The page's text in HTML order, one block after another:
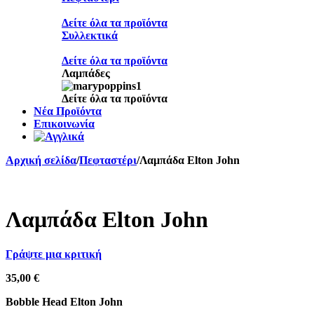
Δείτε όλα τα προϊόντα
Συλλεκτικά
Δείτε όλα τα προϊόντα
Λαμπάδες
Δείτε όλα τα προϊόντα
Νέα Προϊόντα
Επικοινωνία
Αρχική σελίδα/Πεφταστέρι/Λαμπάδα Elton John
Λαμπάδα Elton John
Γράψτε μια κριτική
35,00 €
Bobble Head Elton John